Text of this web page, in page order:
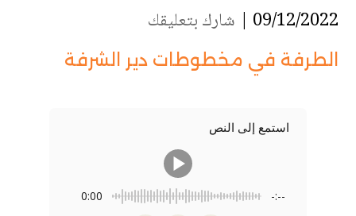
09/12/2022 | شارك بتعليقك
الطرفة في مخطوطات دير الشرفة
استمع إلى النص
0:00 -:--